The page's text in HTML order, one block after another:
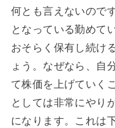
何とも言えないので
となっている勤めて
おそらく保有し続け
ょう。なぜなら、自
て株価を上げていく
としては非常にやり
になります。これは